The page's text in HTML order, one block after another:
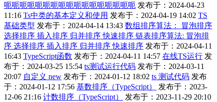
呃呃呃呃呃呃呃呃呃呃呃呃呃呃呃呃呃 发布于：2024-04-23
11:16 Ts中类的基本定义和使用 发布于：2024-04-19 14:02 TS
基础类型 发布于：2024-04-14 13:43 数组排序算法： 冒泡排序
选择排序 插入排序 归并排序 快速排序 链表排序算法: 冒泡排
序 选择排序 插入排序 归并排序 快速排序 发布于：2024-04-11
16:43 TypeScript函数 发布于：2024-04-11 14:57 在线TS运行 发
布于：2024-03-25 15:54 ts测试运行代码 发布于：2024-03-11
20:07 自定义 new 发布于：2024-01-12 18:02 ts 测试代码 发布
于：2024-01-12 17:56 基数排序（TypeScript）
发布于：2023-
12-06 21:16 计数排序（TypeScript）
发布于：2023-11-29 20:10